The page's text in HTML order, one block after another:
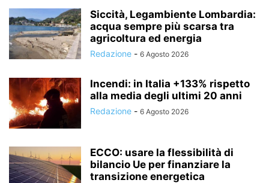
Siccità, Legambiente Lombardia:
acqua sempre più scarsa tra
agricoltura ed energia
Redazione - 6 Agosto 2026
Incendi: in Italia +133% rispetto
alla media degli ultimi 20 anni
Redazione - 6 Agosto 2026
ECCO: usare la flessibilità di
bilancio Ue per finanziare la
transizione energetica